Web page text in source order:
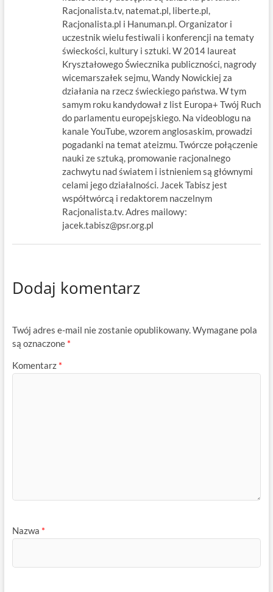
Racjonalista.tv, natemat.pl, liberte.pl,
Racjonalista.pl i Hanuman.pl. Organizator i
uczestnik wielu festiwali i konferencji na tematy
świeckości, kultury i sztuki. W 2014 laureat
Kryształowego Świecznika publiczności, nagrody
wicemarszałek sejmu, Wandy Nowickiej za
działania na rzecz świeckiego państwa. W tym
samym roku kandydował z list Europa+ Twój Ruch
do parlamentu europejskiego. Na videoblogu na
kanale YouTube, wzorem anglosaskim, prowadzi
pogadanki na temat ateizmu. Twórcze połączenie
nauki ze sztuką, promowanie racjonalnego
zachwytu nad światem i istnieniem są głównymi
celami jego działalności. Jacek Tabisz jest
współtwórcą i redaktorem naczelnym
Racjonalista.tv. Adres mailowy:
jacek.tabisz@psr.org.pl
Dodaj komentarz
Twój adres e-mail nie zostanie opublikowany.Wymagane pola
są oznaczone *
Komentarz *
Nazwa *